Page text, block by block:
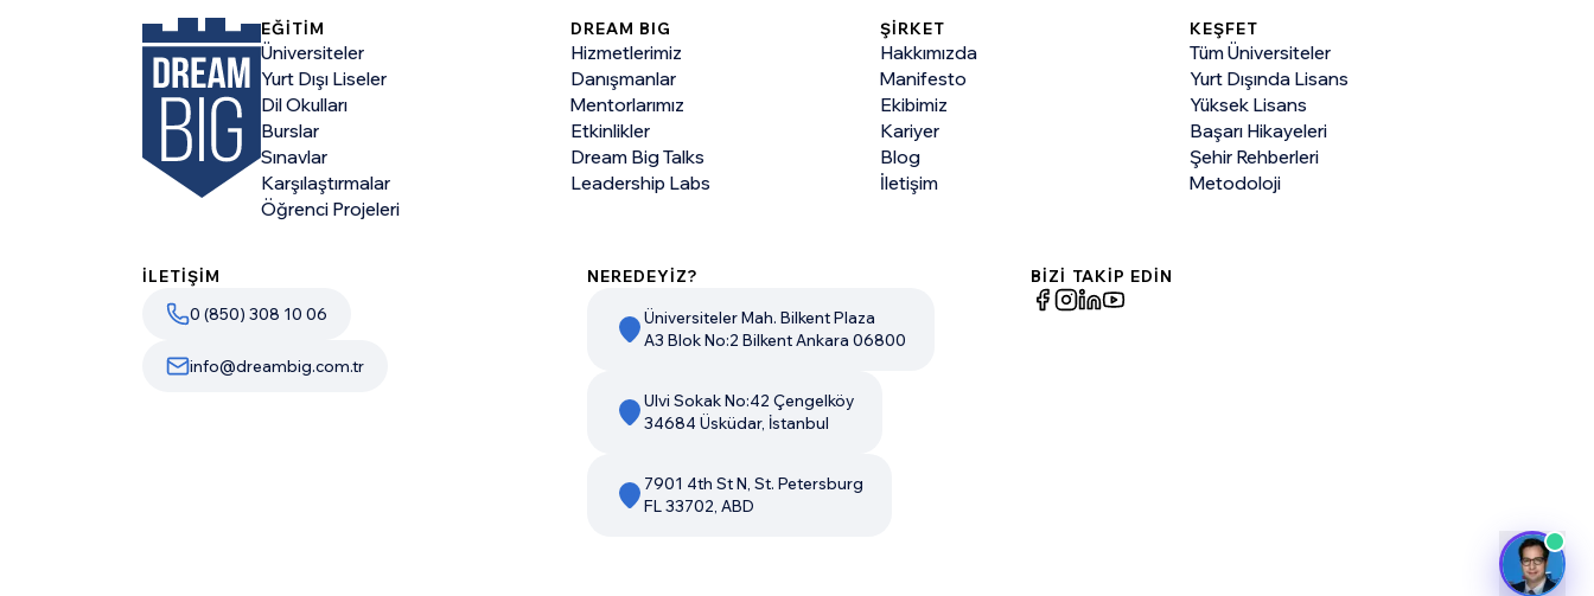
EĞİTİM
Üniversiteler
Yurt Dışı Liseler
Dil Okulları
Burslar
Sınavlar
Karşılaştırmalar
Öğrenci Projeleri
DREAM BIG
Hizmetlerimiz
Danışmanlar
Mentorlarımız
Etkinlikler
Dream Big Talks
Leadership Labs
ŞİRKET
Hakkımızda
Manifesto
Ekibimiz
Kariyer
Blog
İletişim
KEŞFET
Tüm Üniversiteler
Yurt Dışında Lisans
Yüksek Lisans
Başarı Hikayeleri
Şehir Rehberleri
Metodoloji
İLETİŞİM
0 (850) 308 10 06
info@dreambig.com.tr
NEREDEYİZ?
Üniversiteler Mah. Bilkent Plaza
A3 Blok No:2 Bilkent Ankara 06800
Ulvi Sokak No:42 Çengelköy
34684 Üsküdar, İstanbul
7901 4th St N, St. Petersburg
FL 33702, ABD
BİZİ TAKİP EDİN